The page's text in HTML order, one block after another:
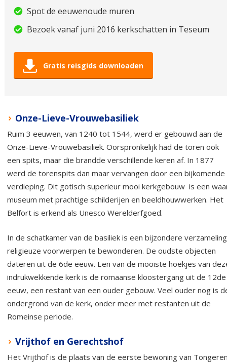
Spot de eeuwenoude muren
Bezoek vanaf juni 2016 kerkschatten in Teseum
Gratis reisgids downloaden
Onze-Lieve-Vrouwebasiliek
Ruim 3 eeuwen, van 1240 tot 1544, werd er gebouwd aan de
Onze-Lieve-Vrouwebasiliek. Oorspronkelijk had de toren ook
een spits, maar die brandde verschillende keren af. In 1877
werd de torenspits dan maar vervangen door een bijkomende
verdieping. Dit gotisch superieur mooi kerkgebouw is een
museum met prachtige schilderijen en beeldhouwwerken. Het
Belfort is erkend als Unesco Werelderfgoed.
In de schatkamer van de basiliek is een bijzondere verzameling
religieuze voorwerpen te bewonderen. De oudste objecten
dateren uit de 6de eeuw. Een van de mooiste hoekjes van
indrukwekkende kerk is de romaanse kloostergang uit de 12de
eeuw, een restant van een ouder gebouw. Veel ouder nog is
ondergrond van de kerk, onder meer met restanten uit de
Romeinse periode.
Vrijthof en Gerechtshof
Het Vrijthof is de plaats van de eerste bewoning van